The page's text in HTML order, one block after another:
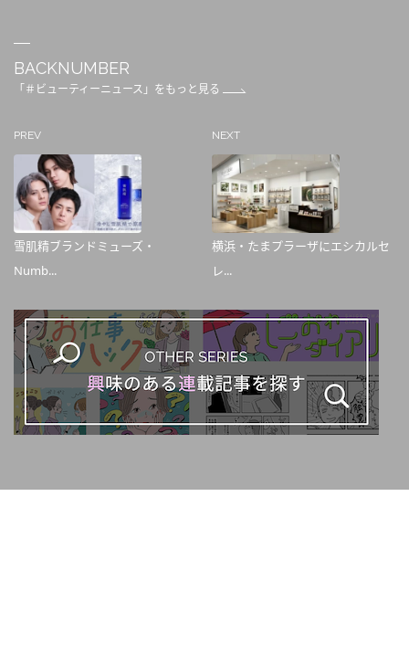
BACKNUMBER
「＃ビューティーニュース」をもっと見る
PREV
雪肌精ブランドミューズ・
Numb...
NEXT
横浜・たまプラーザにエシカルセ
レ...